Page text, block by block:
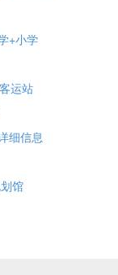
+小学
运站
细信息
馆